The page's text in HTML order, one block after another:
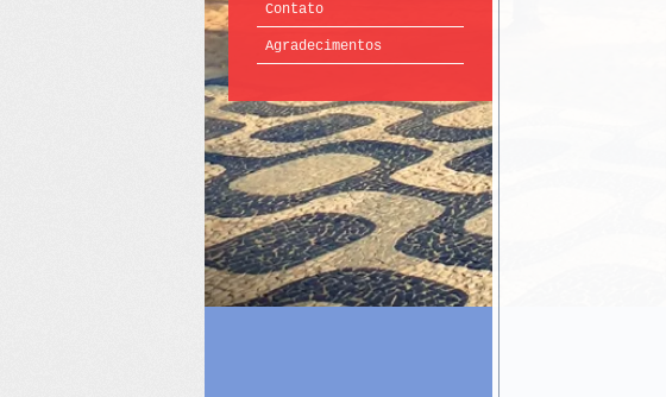
Contato
Agradecimentos